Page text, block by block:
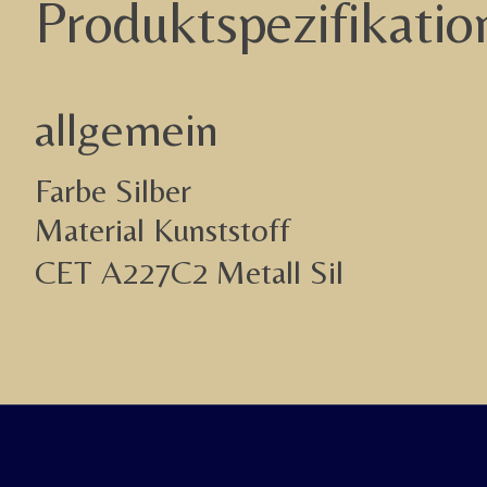
allgemein
Farbe Silber
Material Kunststoff
CET A227C2 Metall Sil